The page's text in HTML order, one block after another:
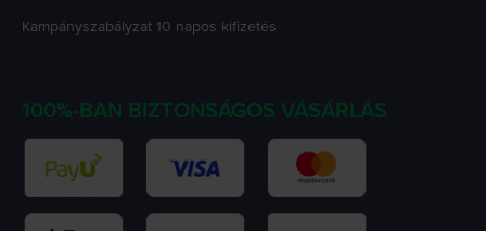
Kampányszabályzat 10 napos kifizetés
100%-BAN BIZTONSÁGOS VÁSÁRLÁS